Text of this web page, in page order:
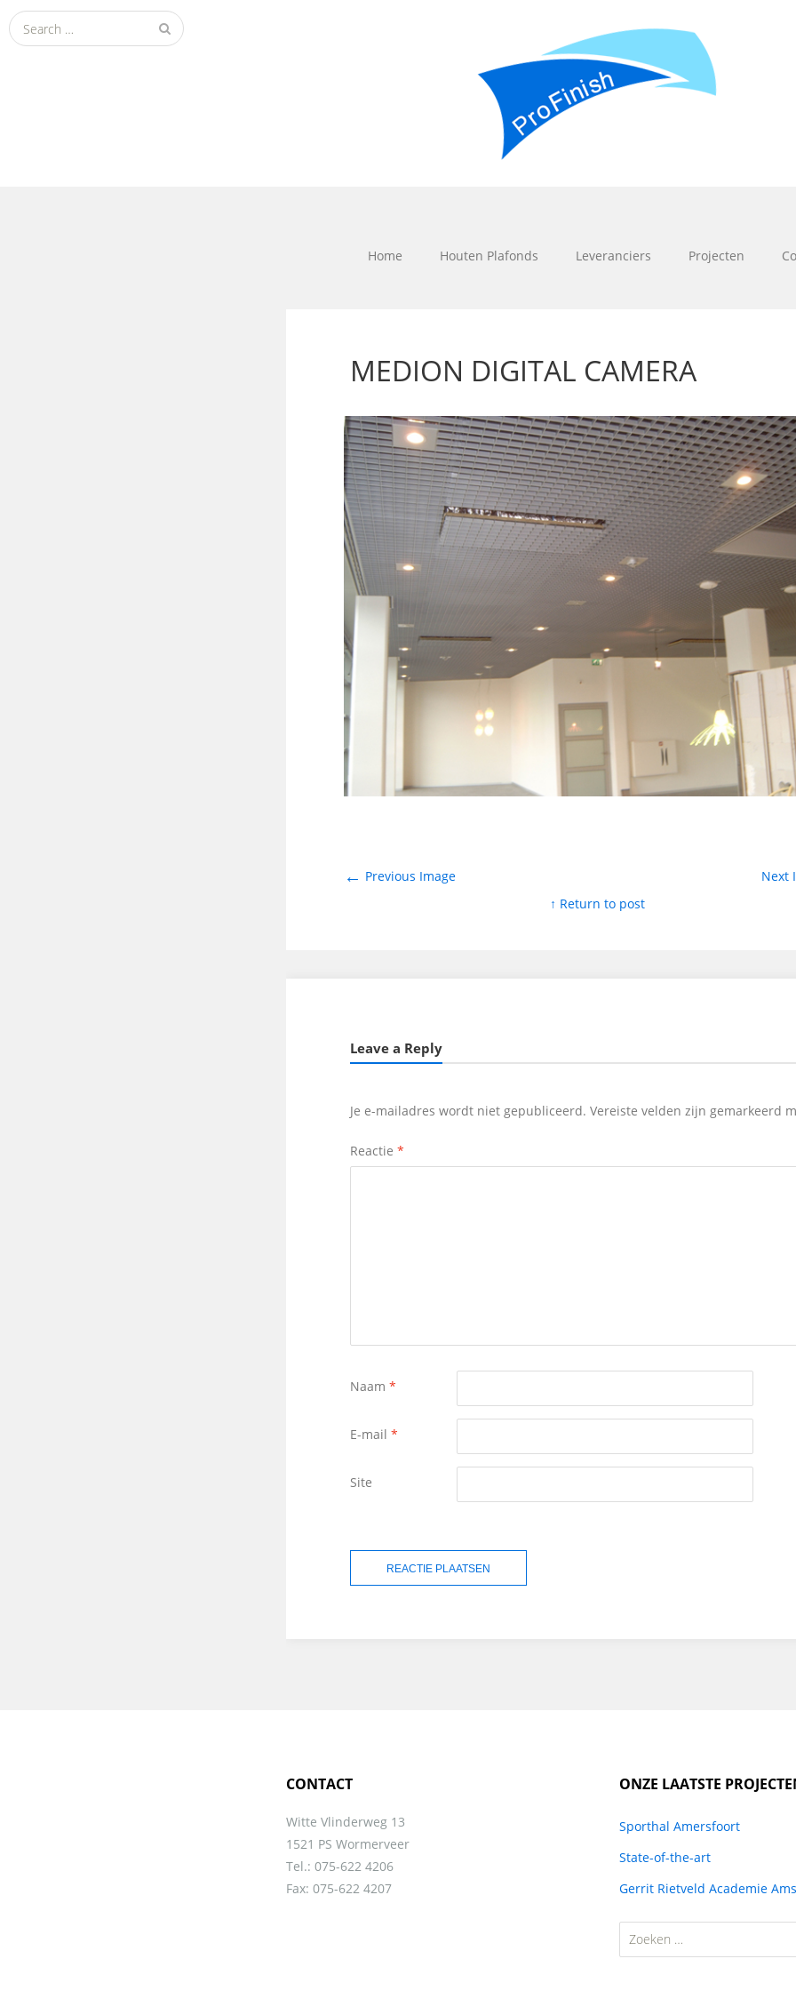
Search
for:
Home Houten Plafonds Leveranciers Projecten
MEDION DIGITAL CAMERA
← Previous Image Next
↑ Return to post
Leave a Reply
Je e-mailadres wordt niet gepubliceerd. Vereiste velden zijn gemarkeerd
Reactie *
Naam *
E-mail *
Site
CONTACT
Witte Vlinderweg 13
1521 PS Wormerveer
Tel.: 075-622 4206
Fax: 075-622 4207
ONZE LAATSTE
Sporthal Amersfoort
State-of-the-art
Gerrit Rietveld Academie
Zoeken
naar: